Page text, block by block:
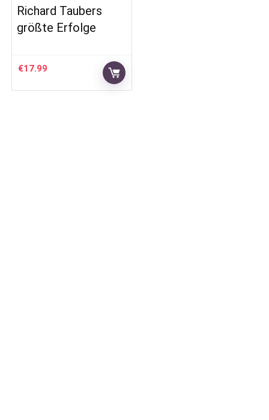
Richard Taubers
größte Erfolge
€17.99